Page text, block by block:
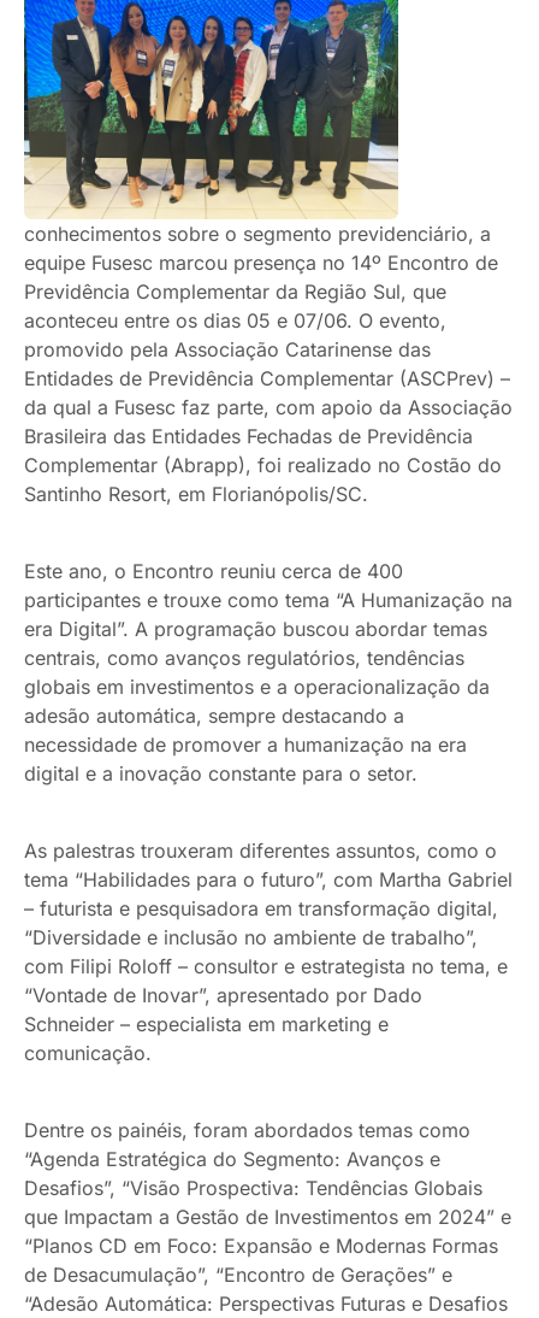
conhecimentos sobre o segmento previdenciário, a
equipe Fusesc marcou presença no 14º Encontro de
Previdência Complementar da Região Sul, que
aconteceu entre os dias 05 e 07/06. O evento,
promovido pela Associação Catarinense das
Entidades de Previdência Complementar (ASCPrev) –
da qual a Fusesc faz parte, com apoio da Associação
Brasileira das Entidades Fechadas de Previdência
Complementar (Abrapp), foi realizado no Costão do
Santinho Resort, em Florianópolis/SC.
Este ano, o Encontro reuniu cerca de 400
participantes e trouxe como tema “A Humanização na
era Digital”. A programação buscou abordar temas
centrais, como avanços regulatórios, tendências
globais em investimentos e a operacionalização da
adesão automática, sempre destacando a
necessidade de promover a humanização na era
digital e a inovação constante para o setor.
As palestras trouxeram diferentes assuntos, como o
tema “Habilidades para o futuro”, com Martha Gabriel
– futurista e pesquisadora em transformação digital,
“Diversidade e inclusão no ambiente de trabalho”,
com Filipi Roloff – consultor e estrategista no tema, e
“Vontade de Inovar”, apresentado por Dado
Schneider – especialista em marketing e
comunicação.
Dentre os painéis, foram abordados temas como
“Agenda Estratégica do Segmento: Avanços e
Desafios”, “Visão Prospectiva: Tendências Globais
que Impactam a Gestão de Investimentos em 2024” e
“Planos CD em Foco: Expansão e Modernas Formas
de Desacumulação”, “Encontro de Gerações” e
“Adesão Automática: Perspectivas Futuras e Desafios